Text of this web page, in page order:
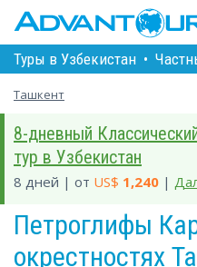
Туры в Узбекистан •
Ташкент
8-дневный
тур в Узбекистан
8 дней | от US$ 1,240 |
Петроглифы
окрестностях